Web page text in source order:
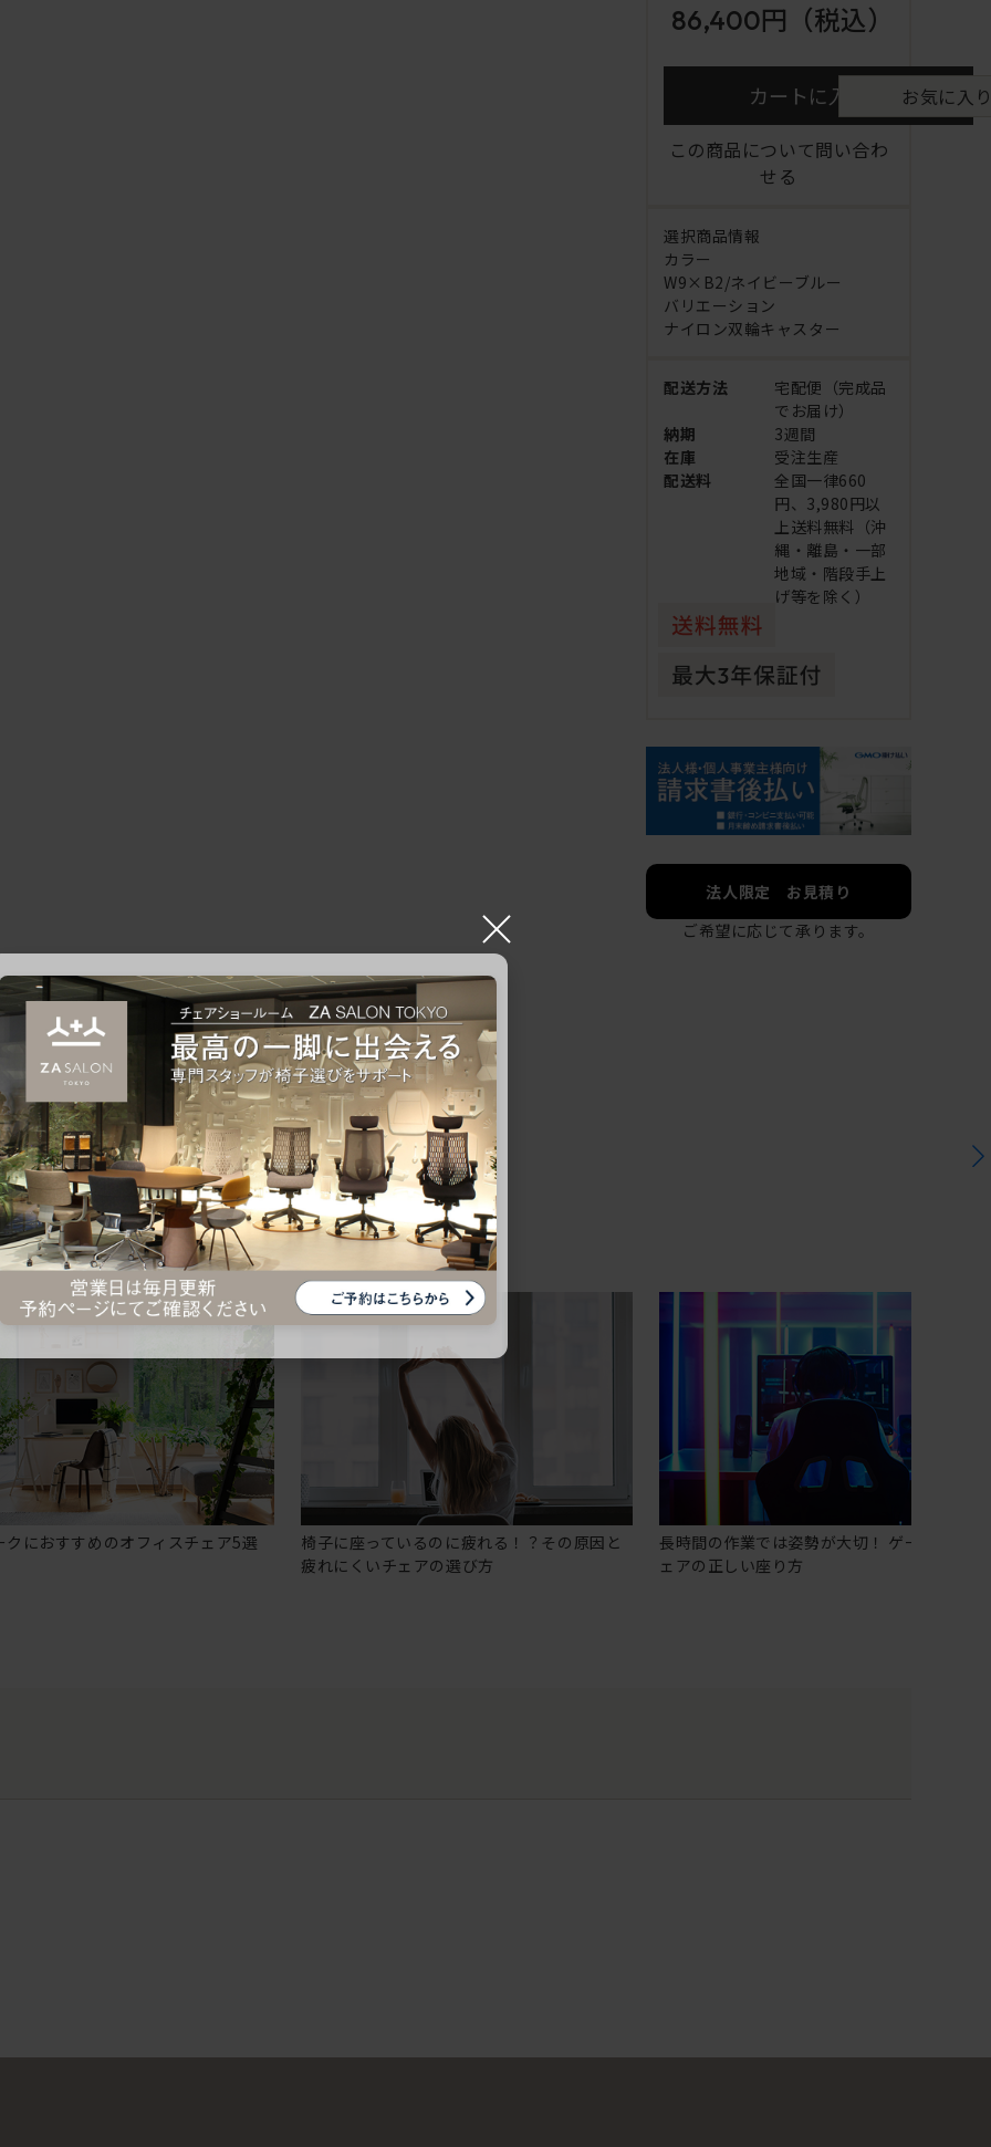
86,400円 （税込）
カートに入れる お気に入
この商品について問い合わ
せる
選択商品情報
カラー
W9×B2/ネイビーブルー
バリエーション
ナイロン双輪キャスター
配送方法
宅配便（完成品
でお届け）
納期
3週間
在庫
受注生産
配送料
全国一律660
円、3,980円以
上送料無料（沖
縄・離島・一部
地域・階段手上
げ等を除く）
法人限定 お見積り
ご希望に応じて承ります。
クにおすすめのオフィスチェア5選
椅子に座っているのに疲れる！？その原因と
疲れにくいチェアの選び方
長時間の作業では姿勢が大切！ ゲーミングチ
ェアの正しい座り方
×